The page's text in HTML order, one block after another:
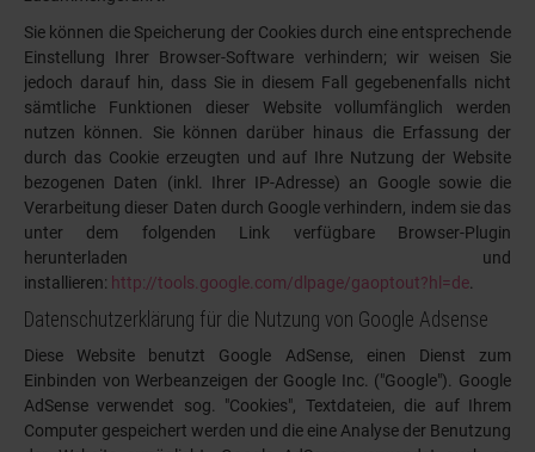
Sie können die Speicherung der Cookies durch eine entsprechende
Einstellung Ihrer Browser-Software verhindern; wir weisen Sie
jedoch darauf hin, dass Sie in diesem Fall gegebenenfalls nicht
sämtliche Funktionen dieser Website vollumfänglich werden
nutzen können. Sie können darüber hinaus die Erfassung der
durch das Cookie erzeugten und auf Ihre Nutzung der Website
bezogenen Daten (inkl. Ihrer IP-Adresse) an Google sowie die
Verarbeitung dieser Daten durch Google verhindern, indem sie das
unter dem folgenden Link verfügbare Browser-Plugin
herunterladen und
installieren: http://tools.google.com/dlpage/gaoptout?hl=de
Datenschutzerklärung für die Nutzung von Google Adsense
Diese Website benutzt Google AdSense, einen Dienst zum
Einbinden von Werbeanzeigen der Google Inc. ("Google"). Google
AdSense verwendet sog. "Cookies", Textdateien, die auf Ihrem
Computer gespeichert werden und die eine Analyse der Benutzung